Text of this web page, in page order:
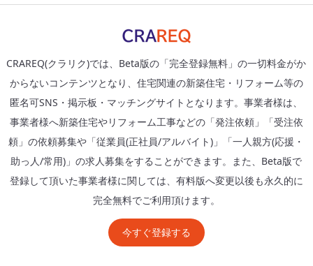
CRAREQ(クラリク)では、Beta版の「完全登録無料」の一切料金がか
からないコンテンツとなり、住宅関連の新築住宅・リフォーム等の
匿名可SNS・掲示板・マッチングサイトとなります。事業者様は、
事業者様へ新築住宅やリフォーム工事などの「発注依頼」「受注依
頼」の依頼募集や「従業員(正社員/アルバイト)」「一人親方(応援・
助っ人/常用)」の求人募集をすることができます。また、Beta版で
登録して頂いた事業者様に関しては、有料版へ変更以後も永久的に
完全無料でご利用頂けます。
今すぐ登録する